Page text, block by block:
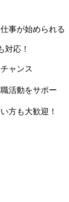
事が始められる
対応！
ャンス
活動をサポー
方も大歓迎！